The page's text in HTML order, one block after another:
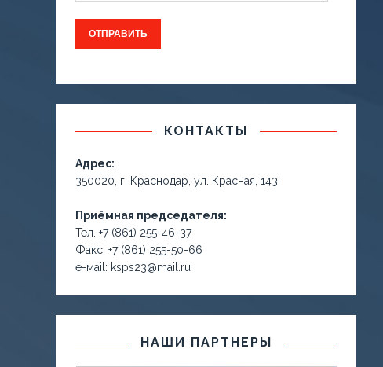
КОНТАКТЫ
Адрес:
350020, г. Краснодар, ул. Красная, 143
Приёмная председателя:
Тел. +7 (861) 255-46-37
Факс. +7 (861) 255-50-66
е-маil: ksps23@mail.ru
НАШИ ПАРТНЕРЫ